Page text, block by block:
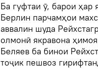
Ба гуфтаи ӯ, барои
Берлин парчамҳои
аввалин шуда
олмонӣ якравона
Беляев ба бинои
тоҷик пешвоз